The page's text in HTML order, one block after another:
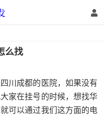
么找
川成都的医院，如果没有
家在挂号的时候，想找华
可以通过我们这方面的电